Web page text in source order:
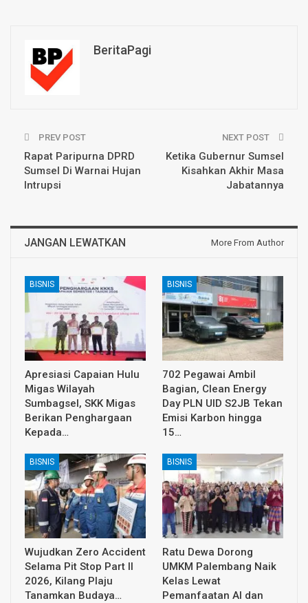
BeritaPagi
PREV POST
Rapat Paripurna DPRD
Sumsel Di Warnai Hujan
Intrupsi
NEXT POST
Ketika Gubernur Sumsel
Kisahkan Akhir Masa
Jabatannya
JANGAN LEWATKAN More From Author
BISNIS
Apresiasi Capaian Hulu
Migas Wilayah
Sumbagsel, SKK Migas
Berikan Penghargaan
Kepada…
BISNIS
702 Pegawai Ambil
Bagian, Clean Energy
Day PLN UID S2JB Tekan
Emisi Karbon hingga
15…
BISNIS
Wujudkan Zero Accident
Selama Pit Stop Part II
2026, Kilang Plaju
Tanamkan Budaya…
BISNIS
Ratu Dewa Dorong
UMKM Palembang Naik
Kelas Lewat
Pemanfaatan AI dan